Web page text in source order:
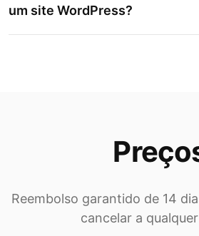
um site WordPress?
Reembolso garantido de 14
cancelar a